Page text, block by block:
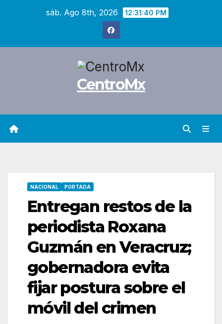
sáb. Ago 8th, 2026 12:31:41 PM
CentroMx
NACIONAL PORTADA
Entregan restos de la
periodista Roxana
Guzmán en Veracruz;
gobernadora evita
fijar postura sobre el
móvil del crimen